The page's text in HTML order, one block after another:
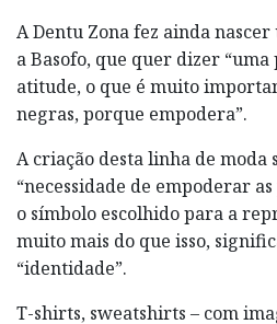
A Dentu Zona fez ainda
a Basofo, que quer dizer “uma
atitude, o que é muito
negras, porque empodera”.
A criação desta linha de moda
“necessidade de empoderar
o símbolo escolhido para a
muito mais do que isso,
“identidade”.
T-shirts, sweatshirts – com